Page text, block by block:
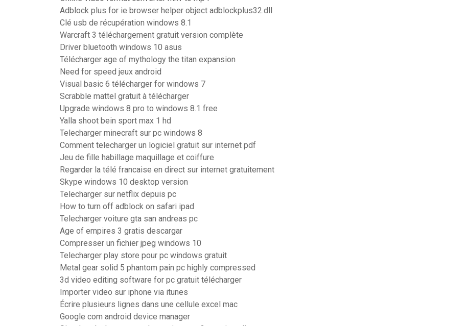
Adblock plus for ie browser helper object adblockplus32.dll
Clé usb de récupération windows 8.1
Warcraft 3 téléchargement gratuit version complète
Driver bluetooth windows 10 asus
Télécharger age of mythology the titan expansion
Need for speed jeux android
Visual basic 6 télécharger for windows 7
Scrabble mattel gratuit à télécharger
Upgrade windows 8 pro to windows 8.1 free
Yalla shoot bein sport max 1 hd
Telecharger minecraft sur pc windows 8
Comment telecharger un logiciel gratuit sur internet pdf
Jeu de fille habillage maquillage et coiffure
Regarder la télé francaise en direct sur internet gratuitement
Skype windows 10 desktop version
Telecharger sur netflix depuis pc
How to turn off adblock on safari ipad
Telecharger voiture gta san andreas pc
Age of empires 3 gratis descargar
Compresser un fichier jpeg windows 10
Telecharger play store pour pc windows gratuit
Metal gear solid 5 phantom pain pc highly compressed
3d video editing software for pc gratuit télécharger
Importer video sur iphone via itunes
Écrire plusieurs lignes dans une cellule excel mac
Google com android device manager